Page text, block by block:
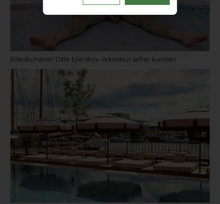
Billedkunstner Ditte Ejlerskov: Arkitektur løfter kunsten